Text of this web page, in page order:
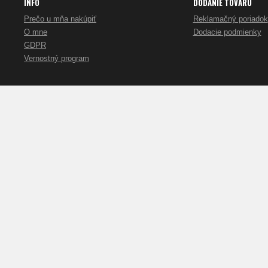
INFO
Prečo u mňa nakúpiť
O mne
GDPR
Vernostný program
DODANIE TOVARU
Reklamačný poriadok
Dodacie podmienky